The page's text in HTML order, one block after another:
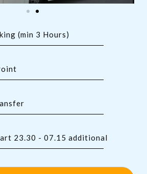
(min 3 Hours)
23.30 - 07.15 additional